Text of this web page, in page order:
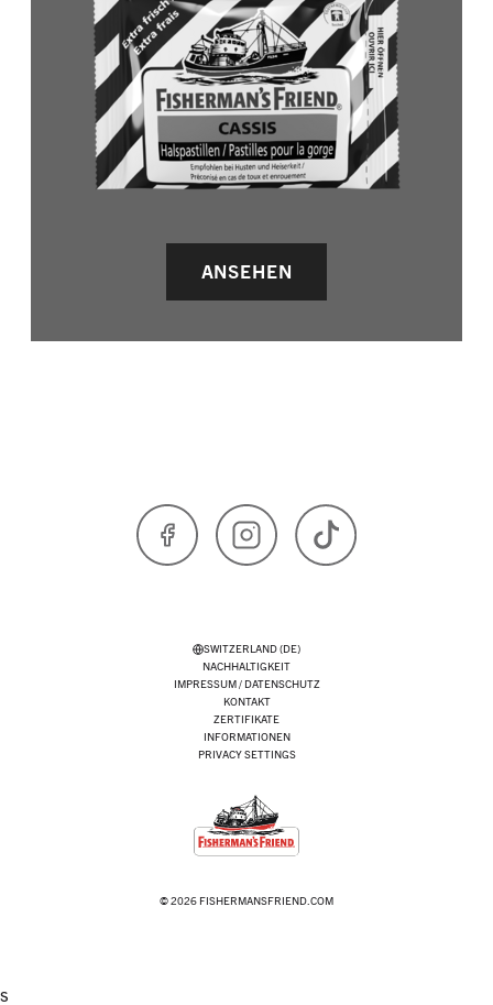
ANSEHEN
SWITZERLAND (DE)
NACHHALTIGKEIT
IMPRESSUM / DATENSCHUTZ
KONTAKT
ZERTIFIKATE
INFORMATIONEN
PRIVACY SETTINGS
© 2026 FISHERMANSFRIEND.COM
s